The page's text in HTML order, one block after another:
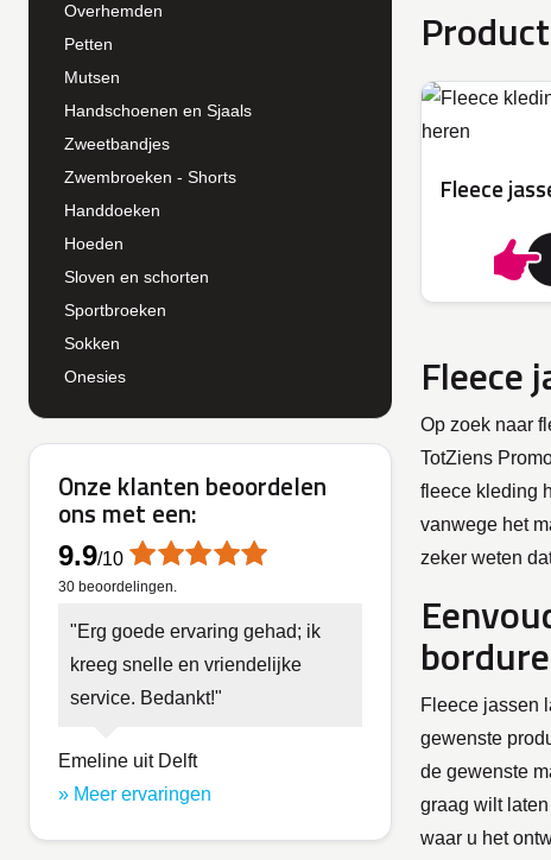
Overhemden
Petten
Mutsen
Handschoenen en Sjaals
Zweetbandjes
Zwembroeken - Shorts
Handdoeken
Hoeden
Sloven en schorten
Sportbroeken
Sokken
Onesies
Onze klanten beoordelen
ons met een:
9.9/10
30 beoordelingen.
Erg goede ervaring gehad; ik
kreeg snelle en vriendelijke
service. Bedankt!
Emeline uit Delft
» Meer ervaringen
Fleece
Fleece
Op zoek naar
TotZiens
fleece kleding
vanwege het
zeker weten
Fleece jassen
gewenste
de gewenste
graag wilt
waar u het